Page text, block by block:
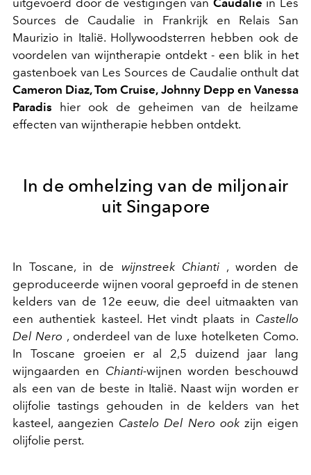
uitgevoerd door de vestigingen van Caudalie in Les
Sources de Caudalie in Frankrijk en Relais San
Maurizio in Italië. Hollywoodsterren hebben ook de
voordelen van wijntherapie ontdekt - een blik in het
gastenboek van Les Sources de Caudalie onthult dat
Cameron Diaz, Tom Cruise, Johnny Depp en Vanessa
Paradis hier ook de geheimen van de heilzame
effecten van wijntherapie hebben ontdekt.
In de omhelzing van de miljonair
uit Singapore
In Toscane, in de wijnstreek Chianti, worden de
geproduceerde wijnen vooral geproefd in de stenen
kelders van de 12e eeuw, die deel uitmaakten van
een authentiek kasteel. Het vindt plaats in Castello
Del Nero , onderdeel van de luxe hotelketen Como.
In Toscane groeien er al 2,5 duizend jaar lang
wijngaarden en Chianti-wijnen worden beschouwd
als een van de beste in Italië. Naast wijn worden er
olijfolie tastings gehouden in de kelders van het
kasteel, aangezien Castelo Del Nero ookzijn eigen
olijfolie perst.